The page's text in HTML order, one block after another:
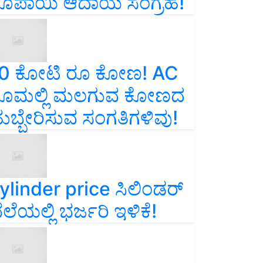
ಕೋಟಿ ರೂ ಕೋಣ! AC
ಮಲಗುವ ಕೋಣದ
ಸಂಗತಿಗಳಿವು!
price ಸಿಲಿಂಡರ್‌
ಭರ್ಜರಿ ಇಳಿಕೆ!